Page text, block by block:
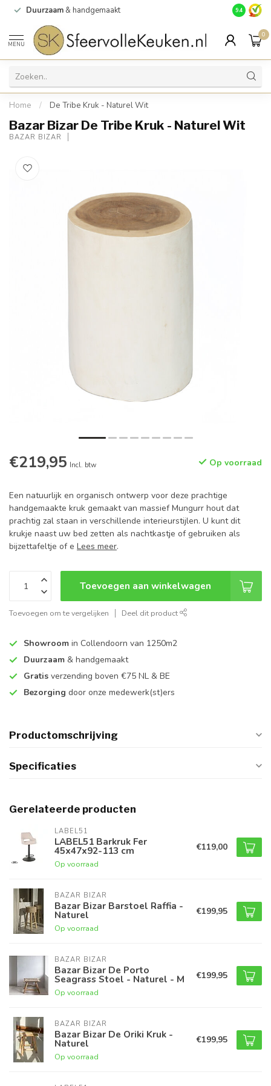
Duurzaam & handgemaakt Gratis
9.4
MENU
0
Home / De Tribe Kruk - Naturel Wit
Bazar Bizar De Tribe Kruk - Naturel Wit
BAZAR BIZAR
€219,95 Incl. btw Op voorraad
Een natuurlijk en organisch ontwerp voor deze prachtige
handgemaakte kruk gemaakt van massief Mungurr hout dat
prachtig zal staan in verschillende interieurstijlen. U kunt dit
krukje naast uw bed zetten als nachtkastje of gebruiken als
bijzettafeltje of e Lees meer.
Toevoegen aan winkelwagen
Toevoegen om te vergelijken Deel dit product
Showroom in Collendoorn van 1250m2
Duurzaam & handgemaakt
Gratis verzending boven €75 NL & BE
Bezorging door onze medewerk(st)ers
Productomschrijving
Specificaties
Gerelateerde producten
LABEL51
LABEL51 Barkruk Fer
45x47x92-113 cm
Op voorraad
€119,00
BAZAR BIZAR
Bazar Bizar Barstoel Raffia -
Naturel
Op voorraad
€199,95
BAZAR BIZAR
Bazar Bizar De Porto
Seagrass Stoel - Naturel - M
Op voorraad
€199,95
BAZAR BIZAR
Bazar Bizar De Oriki Kruk -
Naturel
Op voorraad
€199,95